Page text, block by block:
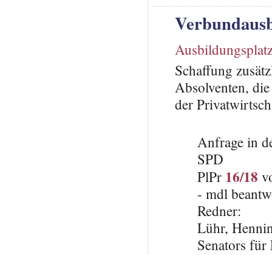
Schaffung
Absolventen,
der
Anfrage in
SPD
PlPr 16/18
- mdl
Redner:
Lühr,
Senators für